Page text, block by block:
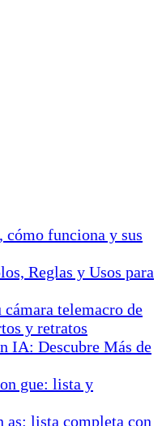
cómo funciona y sus
Reglas y Usos para
telemacro de
y retratos
IA: Descubre Más de
gue: lista y
as: lista completa con